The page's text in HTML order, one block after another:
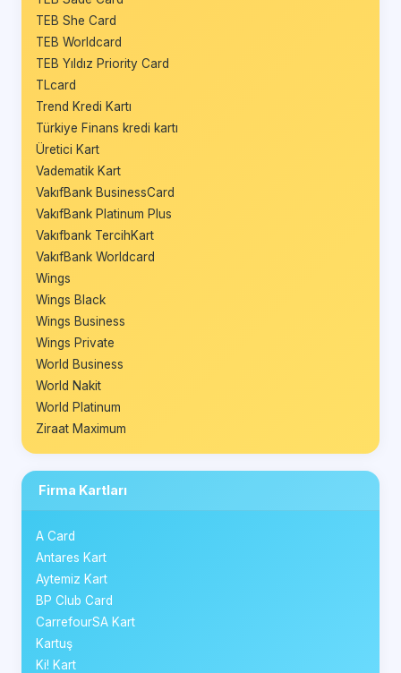
TEB She Card
TEB Worldcard
TEB Yıldız Priority Card
TLcard
Trend Kredi Kartı
Türkiye Finans kredi kartı
Üretici Kart
Vadematik Kart
VakıfBank BusinessCard
VakıfBank Platinum Plus
Vakıfbank TercihKart
VakıfBank Worldcard
Wings
Wings Black
Wings Business
Wings Private
World Business
World Nakit
World Platinum
Ziraat Maximum
Firma Kartları
A Card
Antares Kart
Aytemiz Kart
BP Club Card
CarrefourSA Kart
Kartuş
Ki! Kart